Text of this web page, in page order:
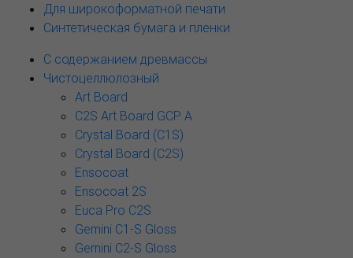
Для широкоформатной печати
Синтетическая бумага и пленки
С содержанием древмассы
Чистоцеллюлозный
Art Board
C2S Art Board GCP A
Crystal Board (C1S)
Crystal Board (C2S)
Ensocoat
Ensocoat 2S
Euca Pro C2S
Gemini C1-S Gloss
Gemini C2-S Gloss